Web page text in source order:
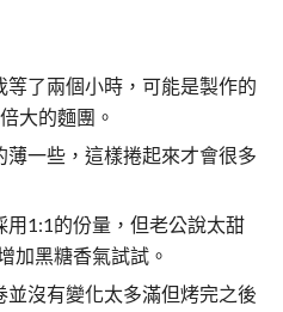
了兩個小時，可能是製作的
大的麵團。
一些，這樣捲起來才會很多
1:1的份量，但老公說太甜
加黑糖香氣試試。
沒有變化太多滿但烤完之後